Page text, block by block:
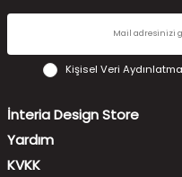
Kişisel Veri
İnteria Design Store
Yardım
KVKK